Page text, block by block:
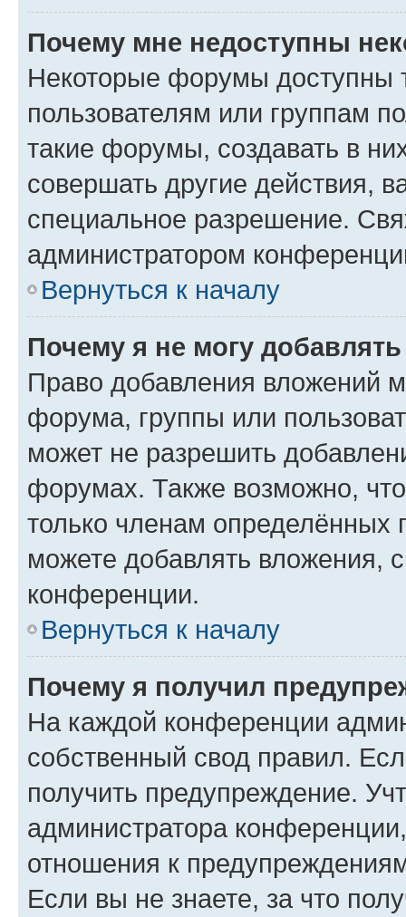
Почему мне недоступны
Некоторые форумы доступны
пользователям или группам
такие форумы, создавать в
совершать другие действия,
специальное разрешение.
администратором
Вернуться к началу
Почему я не могу
Право добавления вложений
форума, группы или
может не разрешить
форумах. Также возможно,
только членам определённых
можете добавлять вложения,
конференции.
Вернуться к началу
Почему я получил
На каждой конференции
собственный свод правил.
получить предупреждение.
администратора
отношения к
Если вы не знаете, за что